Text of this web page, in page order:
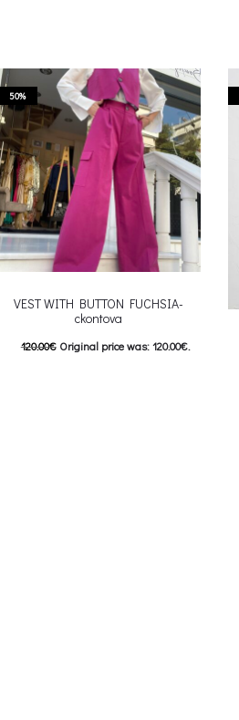
multiple variants. The options may be
chosen on the product page
50%
VEST WITH BUTTON FUCHSIA-
ckontova
120.00€ Original price was: 120.00€.